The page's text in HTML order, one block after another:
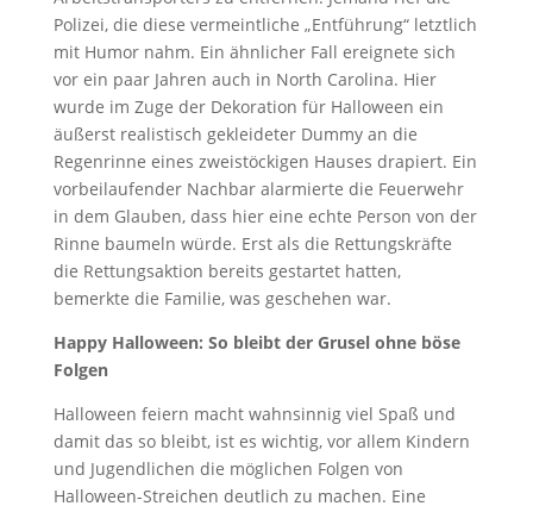
Polizei, die diese vermeintliche „Entführung“ letztlich
mit Humor nahm. Ein ähnlicher Fall ereignete sich
vor ein paar Jahren auch in North Carolina. Hier
wurde im Zuge der Dekoration für Halloween ein
äußerst realistisch gekleideter Dummy an die
Regenrinne eines zweistöckigen Hauses drapiert. Ein
vorbeilaufender Nachbar alarmierte die Feuerwehr
in dem Glauben, dass hier eine echte Person von der
Rinne baumeln würde. Erst als die Rettungskräfte
die Rettungsaktion bereits gestartet hatten,
bemerkte die Familie, was geschehen war.
Happy Halloween: So bleibt der Grusel ohne böse
Folgen
Halloween feiern macht wahnsinnig viel Spaß und
damit das so bleibt, ist es wichtig, vor allem Kindern
und Jugendlichen die möglichen Folgen von
Halloween-Streichen deutlich zu machen. Eine